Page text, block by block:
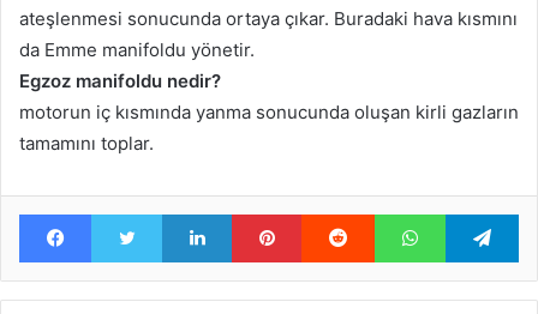
ateşlenmesi sonucunda ortaya çıkar. Buradaki hava kısmını
da Emme manifoldu yönetir.
Egzoz manifoldu nedir?
motorun iç kısmında yanma sonucunda oluşan kirli gazların
tamamını toplar.
FacebookTwitter LinkedIn Pinterest Reddit WhatsApp